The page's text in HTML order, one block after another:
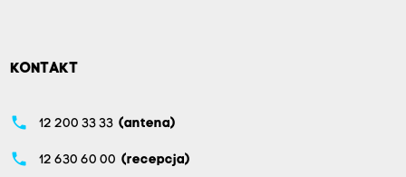
KONTAKT
phone 12 200 33 33 (antena)
phone 12 630 60 00 (recepcja)